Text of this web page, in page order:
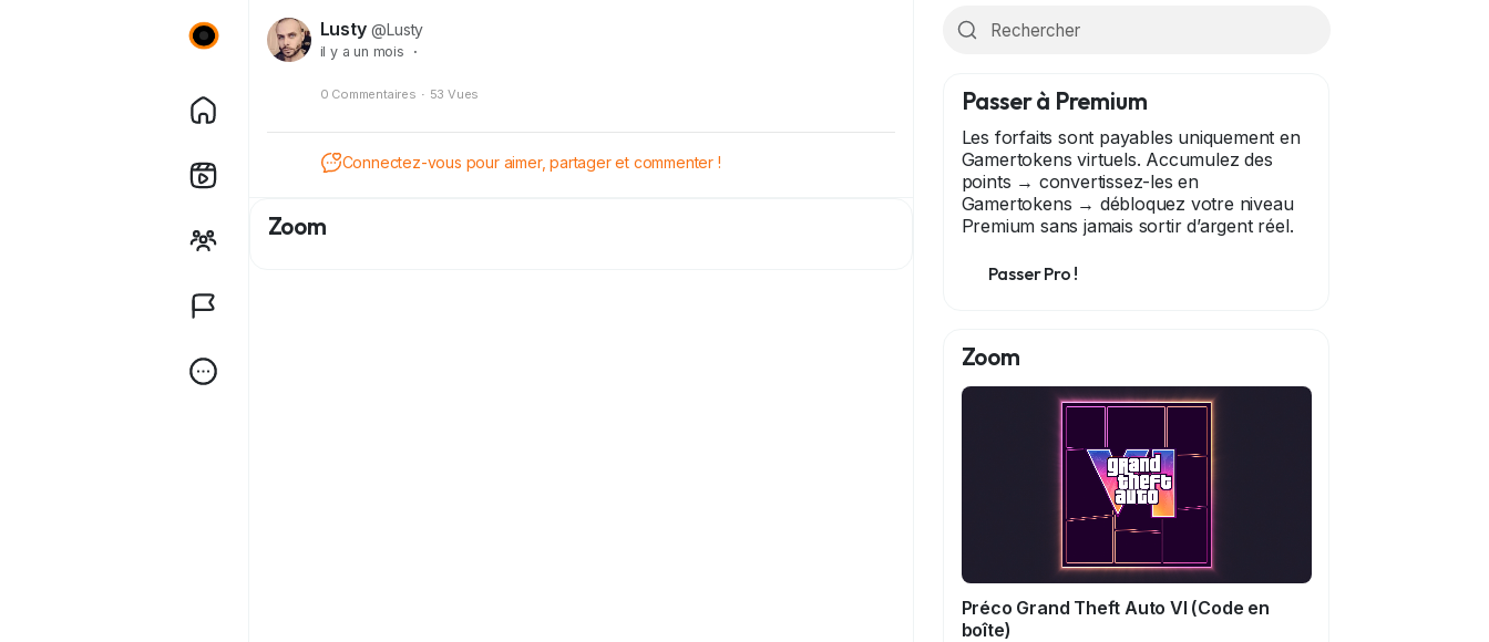
Lusty @Lusty
il y a un mois ·
0 Commentaires · 53 Vues
Connectez-vous pour aimer, partager et commenter !
Zoom
Passer à Premium
Les forfaits sont payables uniquement en
Gamertokens virtuels. Accumulez des
points → convertissez-les en
Gamertokens → débloquez votre niveau
Premium sans jamais sortir d’argent réel.
Passer Pro !
Zoom
Préco Grand Theft Auto VI (Code en
boîte)